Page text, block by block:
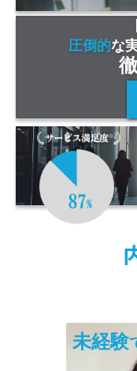
圧倒的な
未経験